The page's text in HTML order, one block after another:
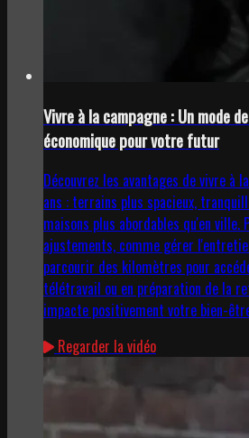
Vivre à la campagne : Un mode
économique pour votre futur
Découvrez les avantages de vivre à
ans : terrains plus spacieux,
maisons plus abordables qu'en ville.
ajustements, comme gérer
parcourir des kilomètres pour
télétravail ou en préparation de la
impacte positivement votre bien-
Regarder la vidéo